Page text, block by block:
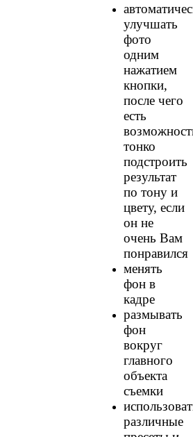
улучшать
фото
одним
нажатием
кнопки,
после чего
есть
тонко
подстроить
результат
по тону и
цвету, если
он не
очень Вам
понравился
менять
фон в
кадре
размывать
фон
вокруг
главного
объекта
съемки
различные